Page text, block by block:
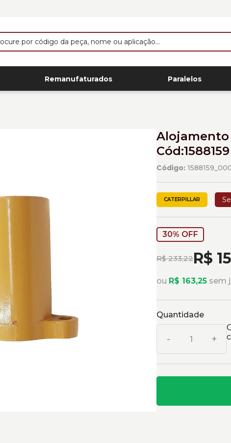
Remanufaturados Paralelos
Alojamento
Código:
CATERPILLAR
30% OFF
R$ 233,22R$
ou R$ 163,25sem
Quantidade
- +